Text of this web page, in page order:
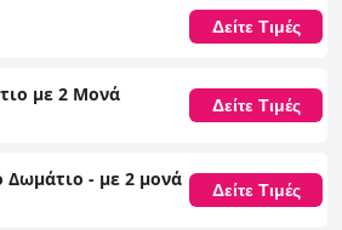
Δείτε Τιμές
με 2 Μονά
Δείτε Τιμές
Δωμάτιο - με 2 μονά
Δείτε Τιμές